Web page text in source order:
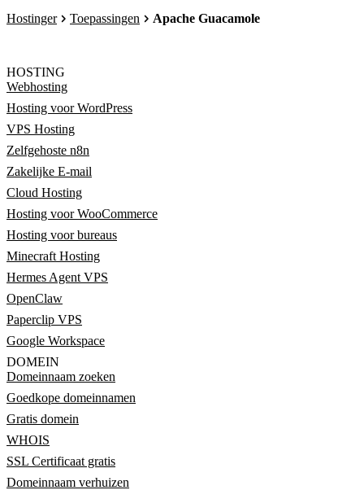
Hostinger Toepassingen Apache Guacamole
HOSTING
Webhosting
Hosting voor WordPress
VPS Hosting
Zelfgehoste n8n
Zakelijke E-mail
Cloud Hosting
Hosting voor WooCommerce
Hosting voor bureaus
Minecraft Hosting
Hermes Agent VPS
OpenClaw
Paperclip VPS
Google Workspace
DOMEIN
Domeinnaam zoeken
Goedkope domeinnamen
Gratis domein
WHOIS
SSL Certificaat gratis
Domeinnaam verhuizen